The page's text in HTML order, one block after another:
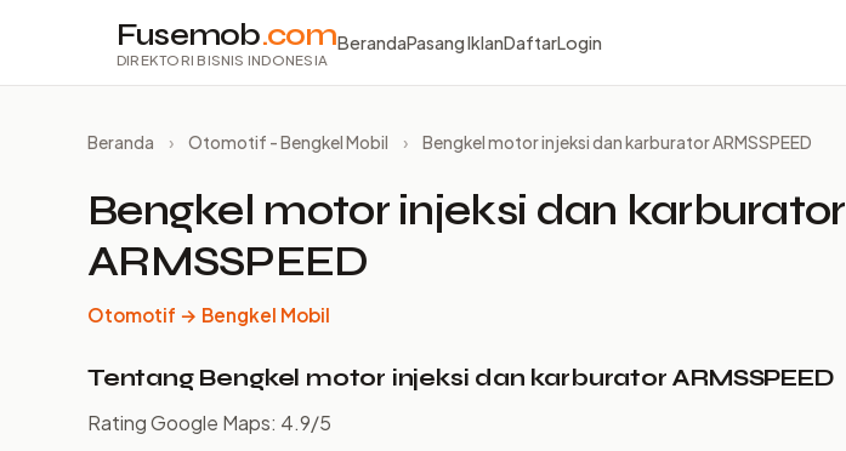
Fusemob.com
DIREKTORI BISNIS INDONESIA
BerandaPasang IklanDaftarLogin
Beranda › Otomotif - Bengkel Mobil › Bengkel motor injeksi dan karburator ARMSSPEED
Bengkel motor injeksi dan karburator
ARMSSPEED
Otomotif → Bengkel Mobil
Tentang Bengkel motor injeksi dan karburator ARMSSPEED
Rating Google Maps: 4.9/5